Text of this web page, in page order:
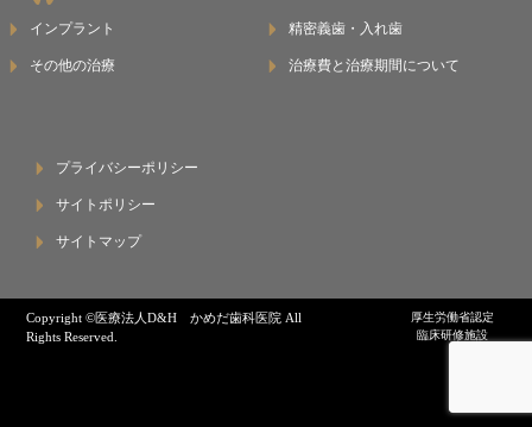
インプラント 精密義歯・入れ歯
その他の治療 治療費と治療期間について
プライバシーポリシー
サイトポリシー
サイトマップ
Copyright ©医療法人D&H かめだ歯科医院 All
Rights Reserved.
厚生労働省認定
臨床研修施設